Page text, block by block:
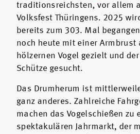
traditionsreichsten, vor allem
Volksfest Thüringens. 2025
bereits zum 303. Mal
noch heute mit einer Armbrust
hölzernen Vogel gezielt und
Schütze gesucht.
Das Drumherum ist
ganz anderes. Zahlreiche
machen das Vogelschießen zu
spektakulären Jahrmarkt, der